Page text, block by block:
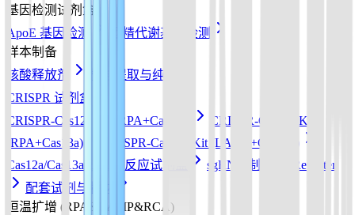
基因检测试剂盒
ApoE 基因检测
酒精代谢基因检测
样本制备
核酸释放剂
核酸提取与纯化
CRISPR 试剂盒
CRISPR-Cas12a Kit (RPA+Cas12a)
CRISPR-Cas13a Kit
(RPA+Cas13a)
CRISPR-Cas12b Kit (LAMP+Cas12b)
Cas12a/Cas13a/Cas14a反应试剂盒
sgRNA 制备
Reporter
配套试剂与耗材
恒温扩增 (RPA&LAMP&RCA)